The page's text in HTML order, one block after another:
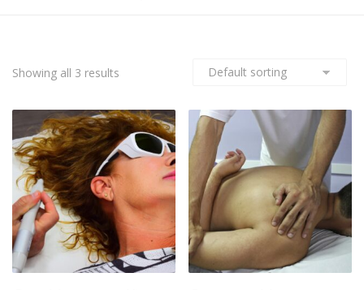
Showing all 3 results